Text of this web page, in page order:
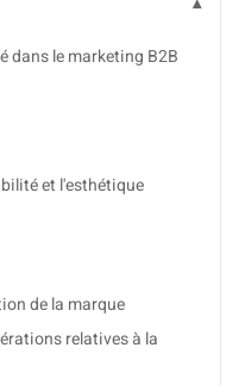
dans le marketing B2B
et l'esthétique
de la marque
relatives à la